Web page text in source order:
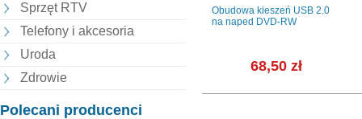
Sprzęt RTV
Telefony i akcesoria
Uroda
Zdrowie
Polecani producenci
Obudowa kieszeń USB 2.0
na naped DVD-RW
68,50 zł